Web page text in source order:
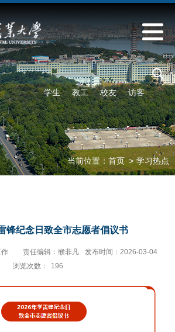
学生 教工 校友 访客
当前位置： 首页 > 学习热点
锋纪念日致全市志愿者倡议书
责任编辑：缑非凡
发布时间：2026-03-04
浏览次数：
196